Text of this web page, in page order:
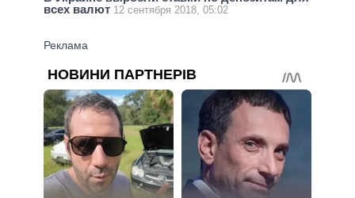
всех валют 12 сентября 2018, 05:02